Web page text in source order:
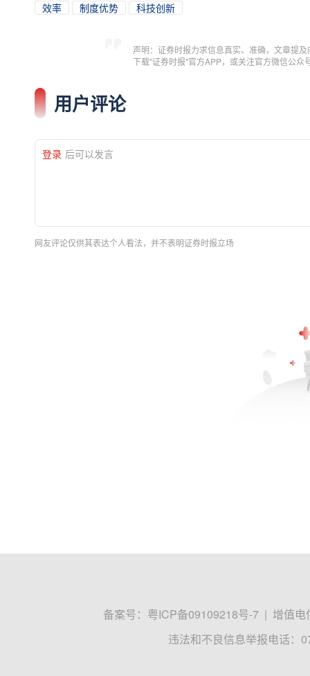
效率 制度优势 科技创新
声明：证券时报力求信息真实、准确，文章提
下载"证券时报"官方APP，或关注官方微信公
用户评论
登录 后可以发言
网友评论仅供其表达个人看法，并不表明证券时报立场
备案号： 粤ICP备09109218号-7 | 增值电
违法和不良信息举报电话：